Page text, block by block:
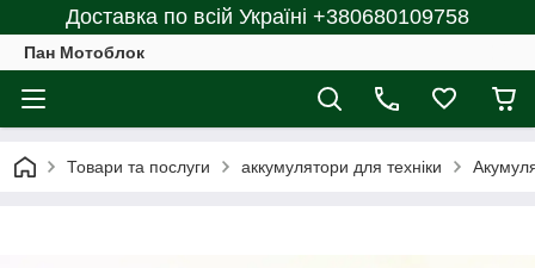
Доставка по всій Україні +380680109758
Пан Мотоблок
Товари та послуги аккумулятори для техніки